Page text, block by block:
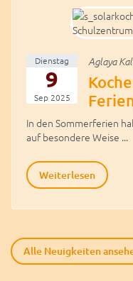
Dienstag
9
Sep 2025
Aglaya
In den Sommerferien
auf besondere Weise ...
Weiterlesen
Alle Neuigkeiten